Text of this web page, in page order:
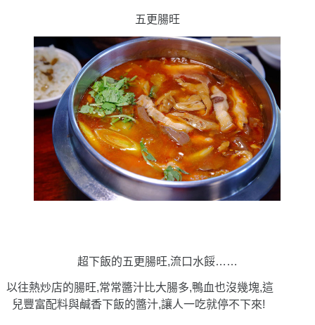
五更腸旺
超下飯的五更腸旺,流口水餒……
以往熱炒店的腸旺,常常醬汁比大腸多,鴨血也沒幾塊,這
兒豐富配料與鹹香下飯的醬汁,讓人一吃就停不下來!